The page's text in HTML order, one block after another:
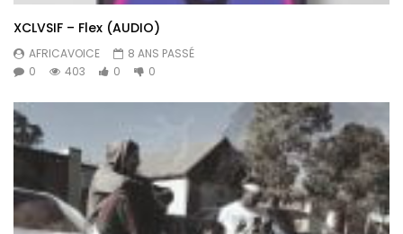
XCLVSIF – Flex (AUDIO)
AFRICAVOICE
8 ANS PASSÉ
0
403 0 0